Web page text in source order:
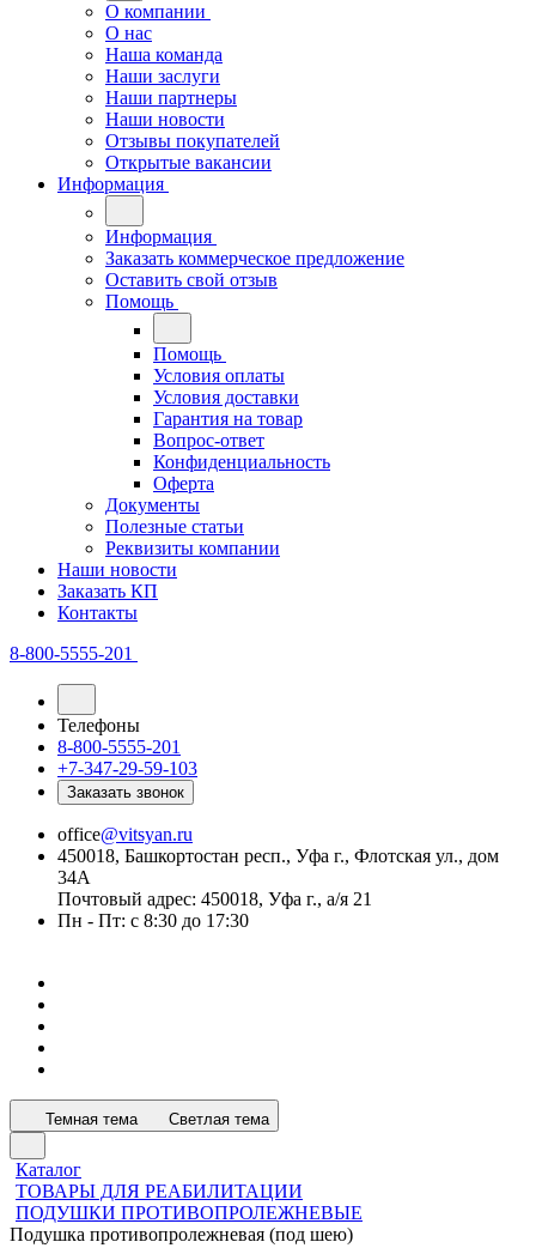
О компании
О нас
Наша команда
Наши заслуги
Наши партнеры
Наши новости
Отзывы покупателей
Открытые вакансии
Информация
Информация
Заказать коммерческое предложение
Оставить свой отзыв
Помощь
Помощь
Условия оплаты
Условия доставки
Гарантия на товар
Вопрос-ответ
Конфиденциальность
Оферта
Документы
Полезные статьи
Реквизиты компании
Наши новости
Заказать КП
Контакты
8-800-5555-201
Телефоны
8-800-5555-201
+7-347-29-59-103
Заказать звонок
office@vitsyan.ru
450018, Башкортостан респ., Уфа г., Флотская ул., дом
34А
Почтовый адрес: 450018, Уфа г., а/я 21
Пн - Пт: с 8:30 до 17:30
Темная тема Светлая тема
Каталог
ТОВАРЫ ДЛЯ РЕАБИЛИТАЦИИ
ПОДУШКИ ПРОТИВОПРОЛЕЖНЕВЫЕ
Подушка противопролежневая (под шею)